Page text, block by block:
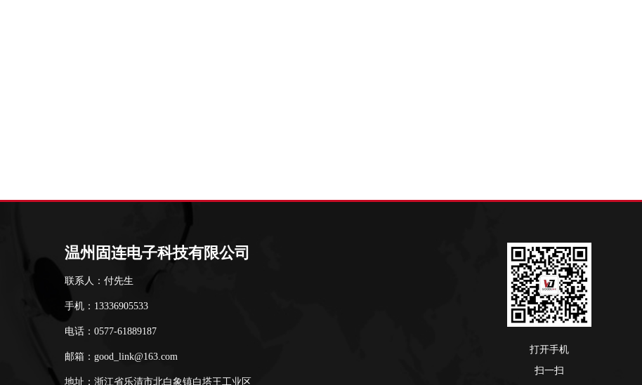
温州固连电子科技有限公司
联系人：付先生
手机：13336905533
电话：0577-61889187
邮箱：good_link@163.com
地址：浙江省乐清市北白象镇白塔王工业区
打开手机
扫一扫